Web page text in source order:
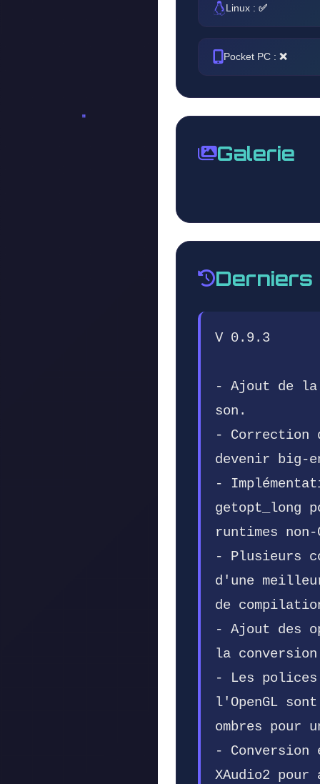
Linux : ✅
Pocket PC : ❌
Galerie
Derniers
V 0.9.3
- Ajout de
son.
- Correction
devenir big-
-
getopt_long
runtimes non-
- Plusieurs
d'une
de
- Ajout des
la
- Les polices
l'OpenGL
ombres
-
XAudio2 pour